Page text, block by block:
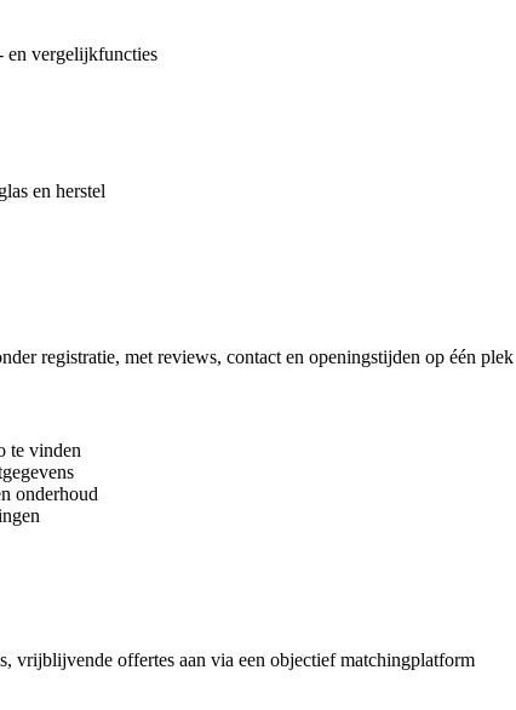
en vergelijkfuncties
en herstel
registratie, met reviews, contact en openingstijden op één plek
te vinden
onderhoud
vrijblijvende offertes aan via een objectief matchingplatform